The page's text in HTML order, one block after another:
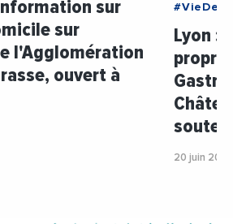
sur
sur
l'Agglomération
ouvert à
Lyon :
20 juin